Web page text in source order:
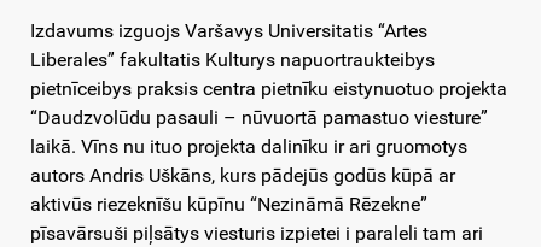
Izdavums izguojs Varšavys Universitatis “Artes
Liberales” fakultatis Kulturys napuortraukteibys
pietnīceibys praksis centra pietnīku eistynuotuo projekta
“Daudzvolūdu pasauli – nūvuortā pamastuo viesture”
laikā. Vīns nu ituo projekta dalinīku ir ari gruomotys
autors Andris Uškāns, kurs pādejūs godūs kūpā ar
aktivūs riezeknīšu kūpīnu “Nezināmā Rēzekne”
pīsavārsuši piļsātys viesturis izpietei i paraleli tam ari